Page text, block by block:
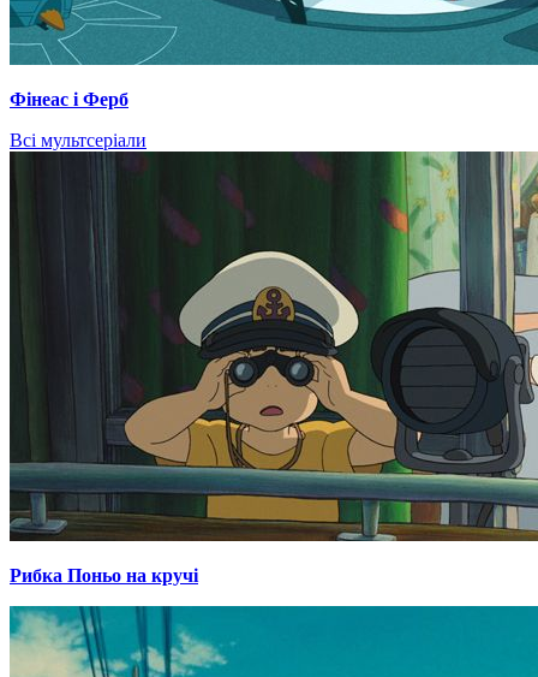
Фінеас і Ферб
Всі мультсеріали
Рибка Поньо на кручі